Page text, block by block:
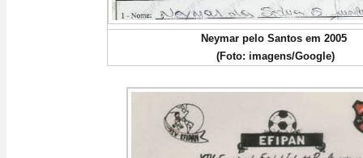
Neymar pelo Santos em 2005
(Foto: imagens/Google)